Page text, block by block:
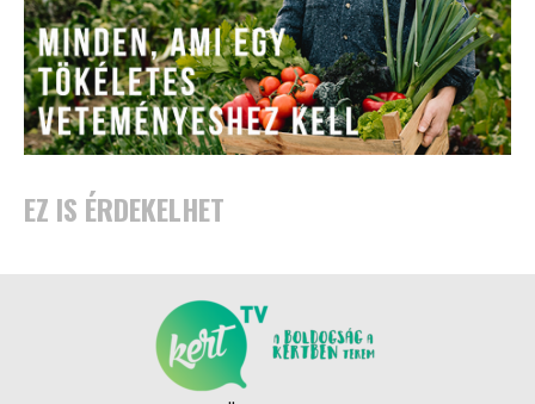
EZ IS ÉRDEKELHET